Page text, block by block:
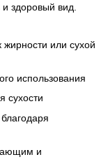
здоровый вид.
или сухой
использования
сухости
и